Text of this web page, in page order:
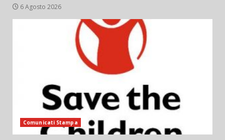
6 Agosto 2026
Comunicati Stampa